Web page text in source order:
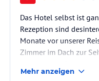
Das Hotel selbst ist
Rezeption sind
Monate vor unserer
Zimmer im Dach zur
hiess es dann, unsere
Mehr anzeigen